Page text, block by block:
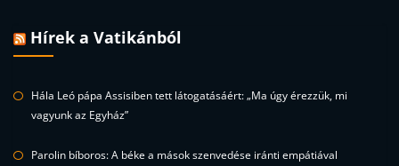
Hírek a Vatikánból
Hála Leó pápa Assisiben tett látogatásáért: „Ma úgy érezzük, mi
vagyunk az Egyház”
Parolin bíboros: A béke a mások szenvedése iránti empátiával